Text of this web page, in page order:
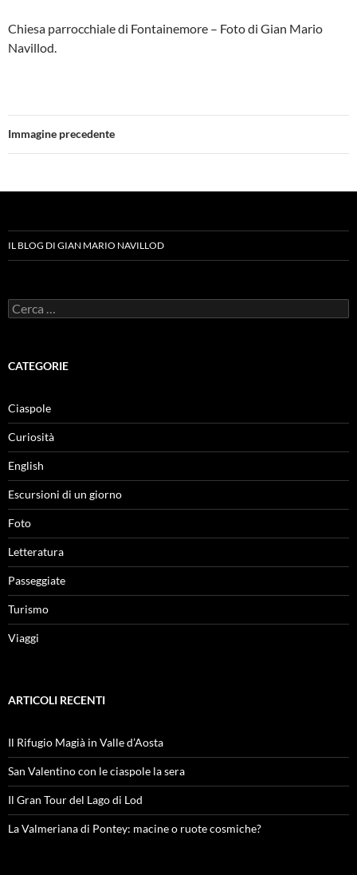
Chiesa parrocchiale di Fontainemore – Foto di Gian Mario
Navillod.
Immagine precedente
IL BLOG DI GIAN MARIO NAVILLOD
Ricerca
per:
CATEGORIE
Ciaspole
Curiosità
English
Escursioni di un giorno
Foto
Letteratura
Passeggiate
Turismo
Viaggi
ARTICOLI RECENTI
Il Rifugio Magià in Valle d’Aosta
San Valentino con le ciaspole la sera
Il Gran Tour del Lago di Lod
La Valmeriana di Pontey: macine o ruote cosmiche?